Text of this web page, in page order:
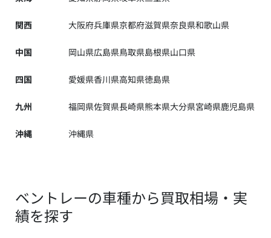
関西 大阪府兵庫県京都府滋賀県奈良県和歌山県
中国 岡山県広島県鳥取県島根県山口県
四国 愛媛県香川県高知県徳島県
九州 福岡県佐賀県長崎県熊本県大分県宮崎県鹿児島県
沖縄 沖縄県
ベントレーの車種から買取相場・実
績を探す